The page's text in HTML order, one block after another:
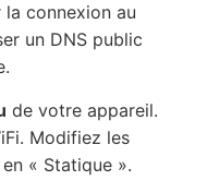
connexion au
un DNS public
de votre appareil.
Modifiez les
« Statique ».